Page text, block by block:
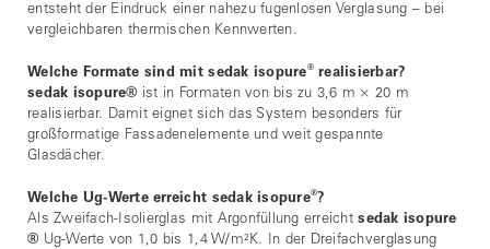
entsteht der Eindruck einer nahezu fugenlosen Verglasung – bei
vergleichbaren thermischen Kennwerten.
Welche Formate sind mit sedak isopure®realisierbar?
sedak isopure® ist in Formaten von bis zu 3,6 m × 20 m
realisierbar. Damit eignet sich das System besonders für
großformatige Fassadenelemente und weit gespannte
Glasdächer.
Welche Ug-Werte erreicht sedak isopure®?
Als Zweifach-Isolierglas mit Argonfüllung erreichtsedak isopure
® Ug-Werte von 1,0 bis 1,4 W/m²K. In der Dreifachverglasung